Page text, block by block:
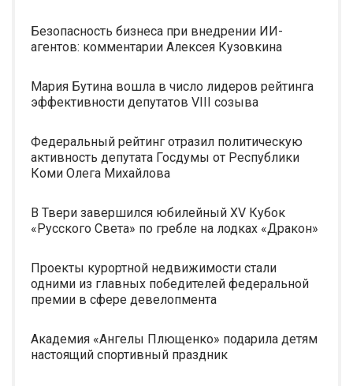
Безопасность бизнеса при внедрении ИИ-
агентов: комментарии Алексея Кузовкина
Мария Бутина вошла в число лидеров рейтинга
эффективности депутатов VIII созыва
Федеральный рейтинг отразил политическую
активность депутата Госдумы от Республики
Коми Олега Михайлова
В Твери завершился юбилейный XV Кубок
«Русского Света» по гребле на лодках «Дракон»
Проекты курортной недвижимости стали
одними из главных победителей федеральной
премии в сфере девелопмента
Академия «Ангелы Плющенко» подарила детям
настоящий спортивный праздник